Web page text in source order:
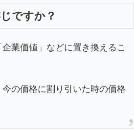
ですか？
業価値」などに置き換えるこ
の価格に割り引いた時の価格